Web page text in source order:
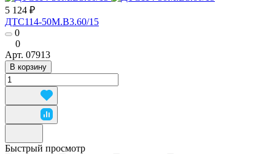
5 124 ₽
ДТС114-50М.В3.60/15
0
0
Арт. 07913
В корзину
Быстрый просмотр